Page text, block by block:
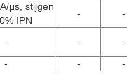
μs, stijgen
IPN
-
-
- -
-
- - -